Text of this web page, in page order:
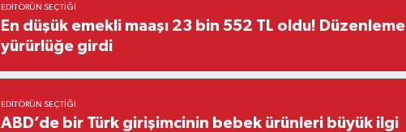
EDITÖRÜN SEÇTIĞI
En düşük emekli maaşı 23 bin 552 TL oldu! Düzenleme
yürürlüğe girdi
EDITÖRÜN SEÇTIĞI
ABD’de bir Türk girişimcinin bebek ürünleri büyük ilgi